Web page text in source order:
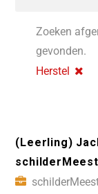
Zoeken
gevonden.
Herstel
(Leerling)